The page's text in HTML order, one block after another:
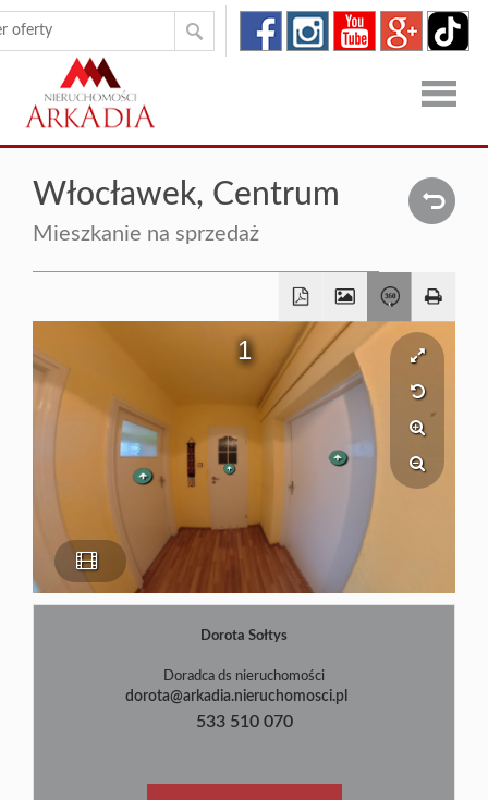
Strona
główna
Oferty
Dron
RODO
Włocławek, Centrum
Mieszkanie na sprzedaż
Dorota Sołtys
Doradca ds nieruchomości
dorota@arkadia.nieruchomosci.pl
533 510 070